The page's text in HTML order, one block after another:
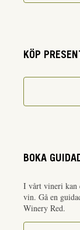
KÖP
BOKA
I vårt vineri kan
vin. Gå en
Winery Red.